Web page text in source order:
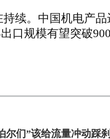
续。中国机电产
口规模有望突破
尔们”该给流量冲动踩